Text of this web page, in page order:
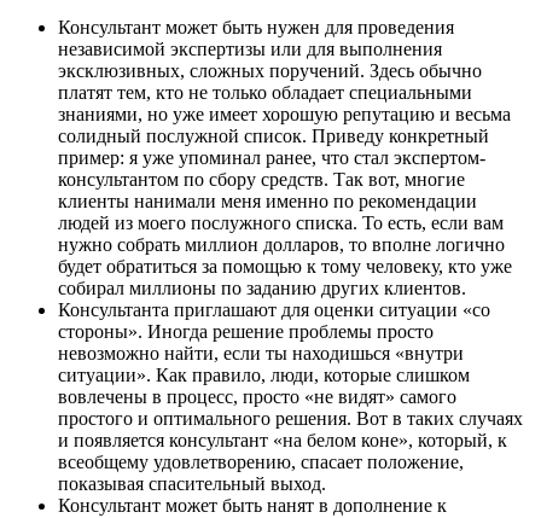
Консультант может быть нужен для проведения
независимой экспертизы или для выполнения
эксклюзивных, сложных поручений. Здесь обычно
платят тем, кто не только обладает специальными
знаниями, но уже имеет хорошую репутацию и весьма
солидный послужной список. Приведу конкретный
пример: я уже упоминал ранее, что стал экспертом-
консультантом по сбору средств. Так вот, многие
клиенты нанимали меня именно по рекомендации
людей из моего послужного списка. То есть, если вам
нужно собрать миллион долларов, то вполне логично
будет обратиться за помощью к тому человеку, кто уже
собирал миллионы по заданию других клиентов.
Консультанта приглашают для оценки ситуации «со
стороны». Иногда решение проблемы просто
невозможно найти, если ты находишься «внутри
ситуации». Как правило, люди, которые слишком
вовлечены в процесс, просто «не видят» самого
простого и оптимального решения. Вот в таких случаях
и появляется консультант «на белом коне», который, к
всеобщему удовлетворению, спасает положение,
показывая спасительный выход.
Консультант может быть нанят в дополнение к